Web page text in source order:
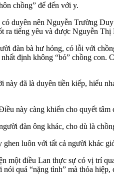
chồng” để đến với y.
duyên nên Nguyễn Trường
ra tiếng yêu và được Nguyễn Thị
đàn bà hư hỏng, có lỗi với
định không “bỏ” chồng con.
đã là duyên tiền kiếp, hiểu
này càng khiến cho quyết tâm
đàn ông khác, cho dù là
luôn với tất cả người khác
một điều Lan thực sự có vị trí
quá “nặng tình” mà thỏa hiệp,